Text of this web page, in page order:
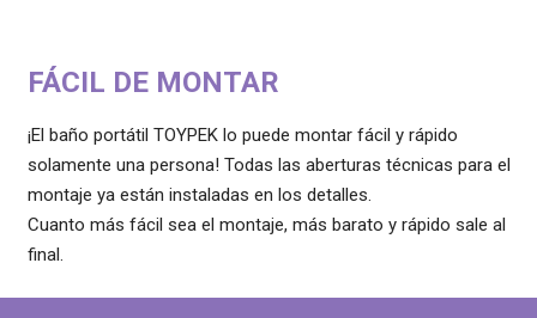
FÁCIL DE MONTAR
¡El baño portátil TOYPEK lo puede montar fácil y rápido
solamente una persona! Todas las aberturas técnicas para el
montaje ya están instaladas en los detalles.
Cuanto más fácil sea el montaje, más barato y rápido sale al
final.